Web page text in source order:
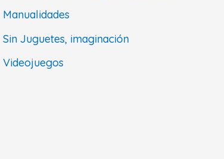
Manualidades
Sin Juguetes, imaginación
Videojuegos